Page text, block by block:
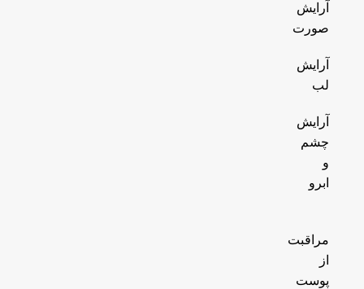
آرایش
صورت
آرایش
لب
آرایش
چشم
و
ابرو
مراقبت
از
پوست